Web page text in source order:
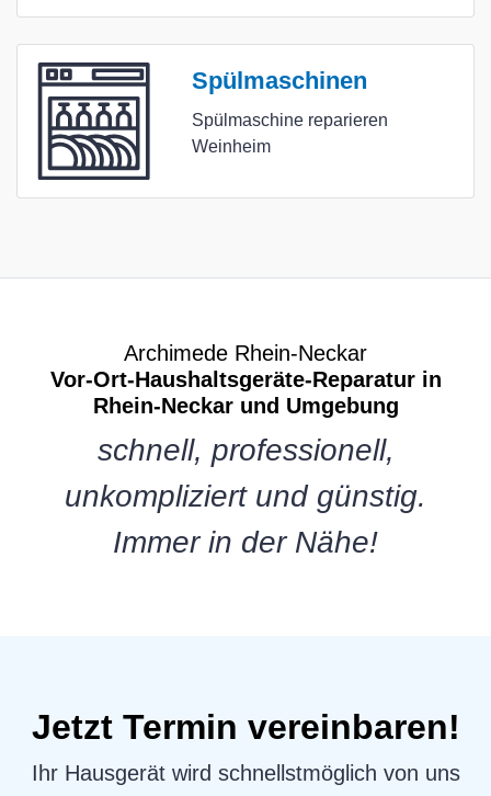
Spülmaschinen
Spülmaschine reparieren
Weinheim
Archimede Rhein-Neckar
Vor-Ort-Haushaltsgeräte-Reparatur in
Rhein-Neckar und Umgebung
schnell, professionell,
unkompliziert und günstig.
Immer in der Nähe!
Jetzt Termin vereinbaren!
Ihr Hausgerät wird schnellstmöglich von uns